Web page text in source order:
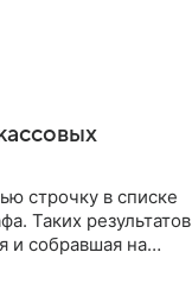
строчку в списке
Таких результатов
и собравшая на